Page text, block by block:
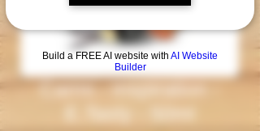
Build a FREE AI website with AI Website
Builder
Carmi - Inspiration -
E.Tasty - 50ml